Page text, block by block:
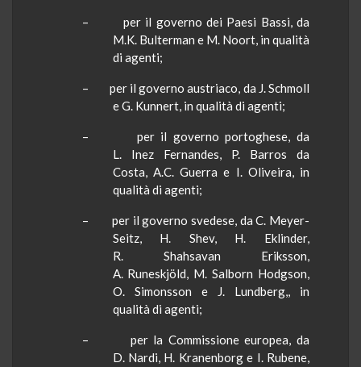
– per il governo dei Paesi Bassi, da
M.K. Bulterman e M. Noort, in qualità
di agenti;
– per il governo austriaco, da J. Schmoll
e G. Kunnert, in qualità di agenti;
– per il governo portoghese, da
L. Inez Fernandes, P. Barros da
Costa, A.C. Guerra e I. Oliveira, in
qualità di agenti;
– per il governo svedese, da C. Meyer-
Seitz, H. Shev, H. Eklinder,
R. Shahsavan Eriksson,
A. Runeskjöld, M. Salborn Hodgson,
O. Simonsson e J. Lundberg,, in
qualità di agenti;
– per la Commissione europea, da
D. Nardi, H. Kranenborg e I. Rubene,